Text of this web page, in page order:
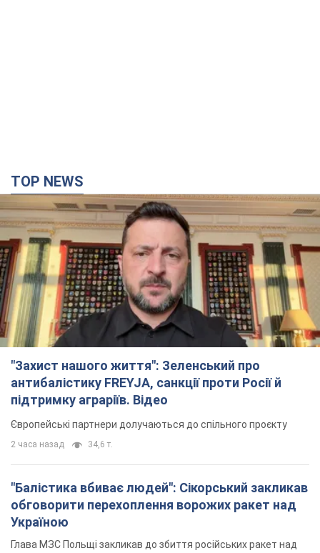
TOP NEWS
"Захист нашого життя": Зеленський про
антибалістику FREYJA, санкції проти Росії й
підтримку аграріїв. Відео
Європейські партнери долучаються до спільного проєкту
2 часа назад 34,6 т.
"Балістика вбиває людей": Сікорський закликав
обговорити перехоплення ворожих ракет над
Україною
Глава МЗС Польщі закликав до збиття російських ракет над